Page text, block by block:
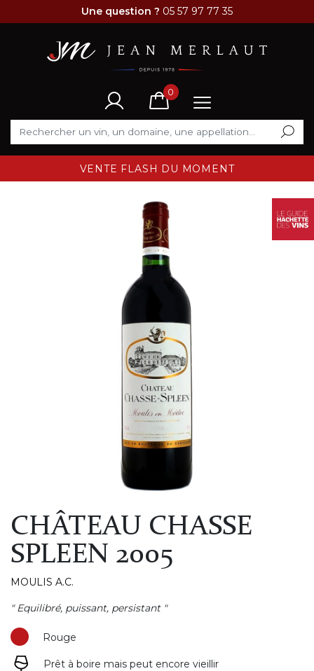
Une question ? 05 57 97 77 35
0
VENTE FLASH DU MOMENT
CHÂTEAU CHASSE
SPLEEN 2005
MOULIS A.C.
" Equilibré, puissant, persistant "
Rouge
Prêt à boire mais peut encore vieillir